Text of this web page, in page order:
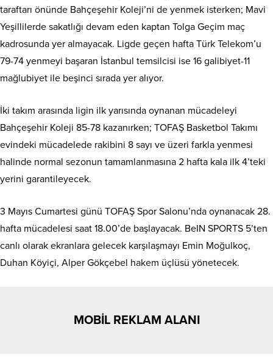
taraftarı önünde Bahçeşehir Koleji’ni de yenmek isterken; Mavi
Yeşillilerde sakatlığı devam eden kaptan Tolga Geçim maç
kadrosunda yer almayacak. Ligde geçen hafta Türk Telekom’u
79-74 yenmeyi başaran İstanbul temsilcisi ise 16 galibiyet-11
mağlubiyet ile beşinci sırada yer alıyor.
İki takım arasında ligin ilk yarısında oynanan mücadeleyi
Bahçeşehir Koleji 85-78 kazanırken; TOFAŞ Basketbol Takımı
evindeki mücadelede rakibini 8 sayı ve üzeri farkla yenmesi
halinde normal sezonun tamamlanmasına 2 hafta kala ilk 4’teki
yerini garantileyecek.
3 Mayıs Cumartesi günü TOFAŞ Spor Salonu’nda oynanacak 28.
hafta mücadelesi saat 18.00’de başlayacak. BeIN SPORTS 5’ten
canlı olarak ekranlara gelecek karşılaşmayı Emin Moğulkoç,
Duhan Köyiçi, Alper Gökçebel hakem üçlüsü yönetecek.
MOBİL REKLAM ALANI